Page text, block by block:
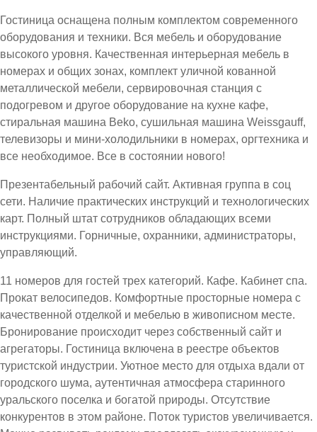
Гостиница оснащена полным комплектом современного
оборудования и техники. Вся мебель и оборудование
высокого уровня. Качественная интерьерная мебель в
номерах и общих зонах, комплект уличной кованной
металлической мебели, сервировочная станция с
подогревом и другое оборудование на кухне кафе,
стиральная машина Beko, сушильная машина Weissgauff,
телевизоры и мини-холодильники в номерах, оргтехника и
все необходимое. Все в состоянии нового!
Презентабельный рабочий сайт. Активная группа в соц
сети. Наличие практических инструкций и технологических
карт. Полный штат сотрудников обладающих всеми
инструкциями. Горничные, охранники, администраторы,
управляющий.
11 номеров для гостей трех категорий. Кафе. Кабинет спа.
Прокат велосипедов. Комфортные просторные номера с
качественной отделкой и мебелью в живописном месте.
Бронирование происходит через собственный сайт и
агрегаторы. Гостиница включена в реестре объектов
туристской индустрии. Уютное место для отдыха вдали от
городского шума, аутентичная атмосфера старинного
уральского поселка и богатой природы. Отсутствие
конкурентов в этом районе. Поток туристов увеличивается.